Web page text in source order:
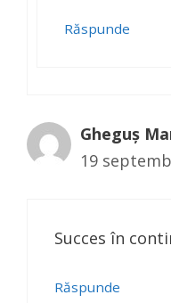
Răspunde
Gheguș
19
Succes în
Răspunde